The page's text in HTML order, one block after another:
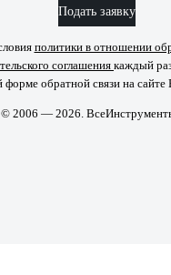
Подать заявку
политики в отношении
соглашения каждый
обратной связи на
© 2006 — 2026.